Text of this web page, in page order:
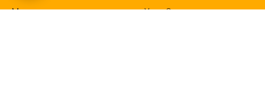
Матрасы
Усть-Орда,